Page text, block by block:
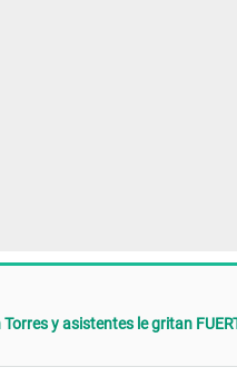
y asistentes le gritan